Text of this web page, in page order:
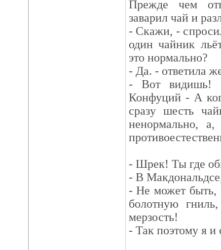
Прежде чем
заварил чай и
- Скажи, -
один чайник
это нормально?
- Да. - ответила
- Вот видишь! -
Конфуций - А
сразу шесть
ненормально,
- Шрек! Ты где
- В
- Не может
болотную
мерзость!
- Так поэтому я